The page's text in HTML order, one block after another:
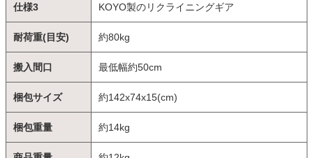
仕様3 KOYO製のリクライニングギア
耐荷重(目安) 約80kg
搬入間口 最低幅約50cm
梱包サイズ 約142x74x15(cm)
梱包重量 約14kg